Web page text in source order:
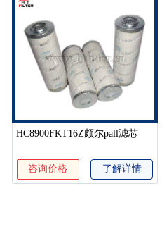
HC8900FKT16Z颇尔pall滤芯
咨询价格 了解详情